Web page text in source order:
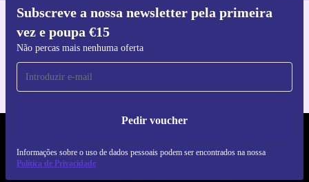
Subscreve a nossa newsletter pela primeira
vez e poupa €15
Não percas mais nenhuma oferta
Pedir voucher
Informações sobre o uso de dados pessoais podem ser encontrados na nossa
Política de Privacidade
Faz o download da app refurbed
Para iOS e Android